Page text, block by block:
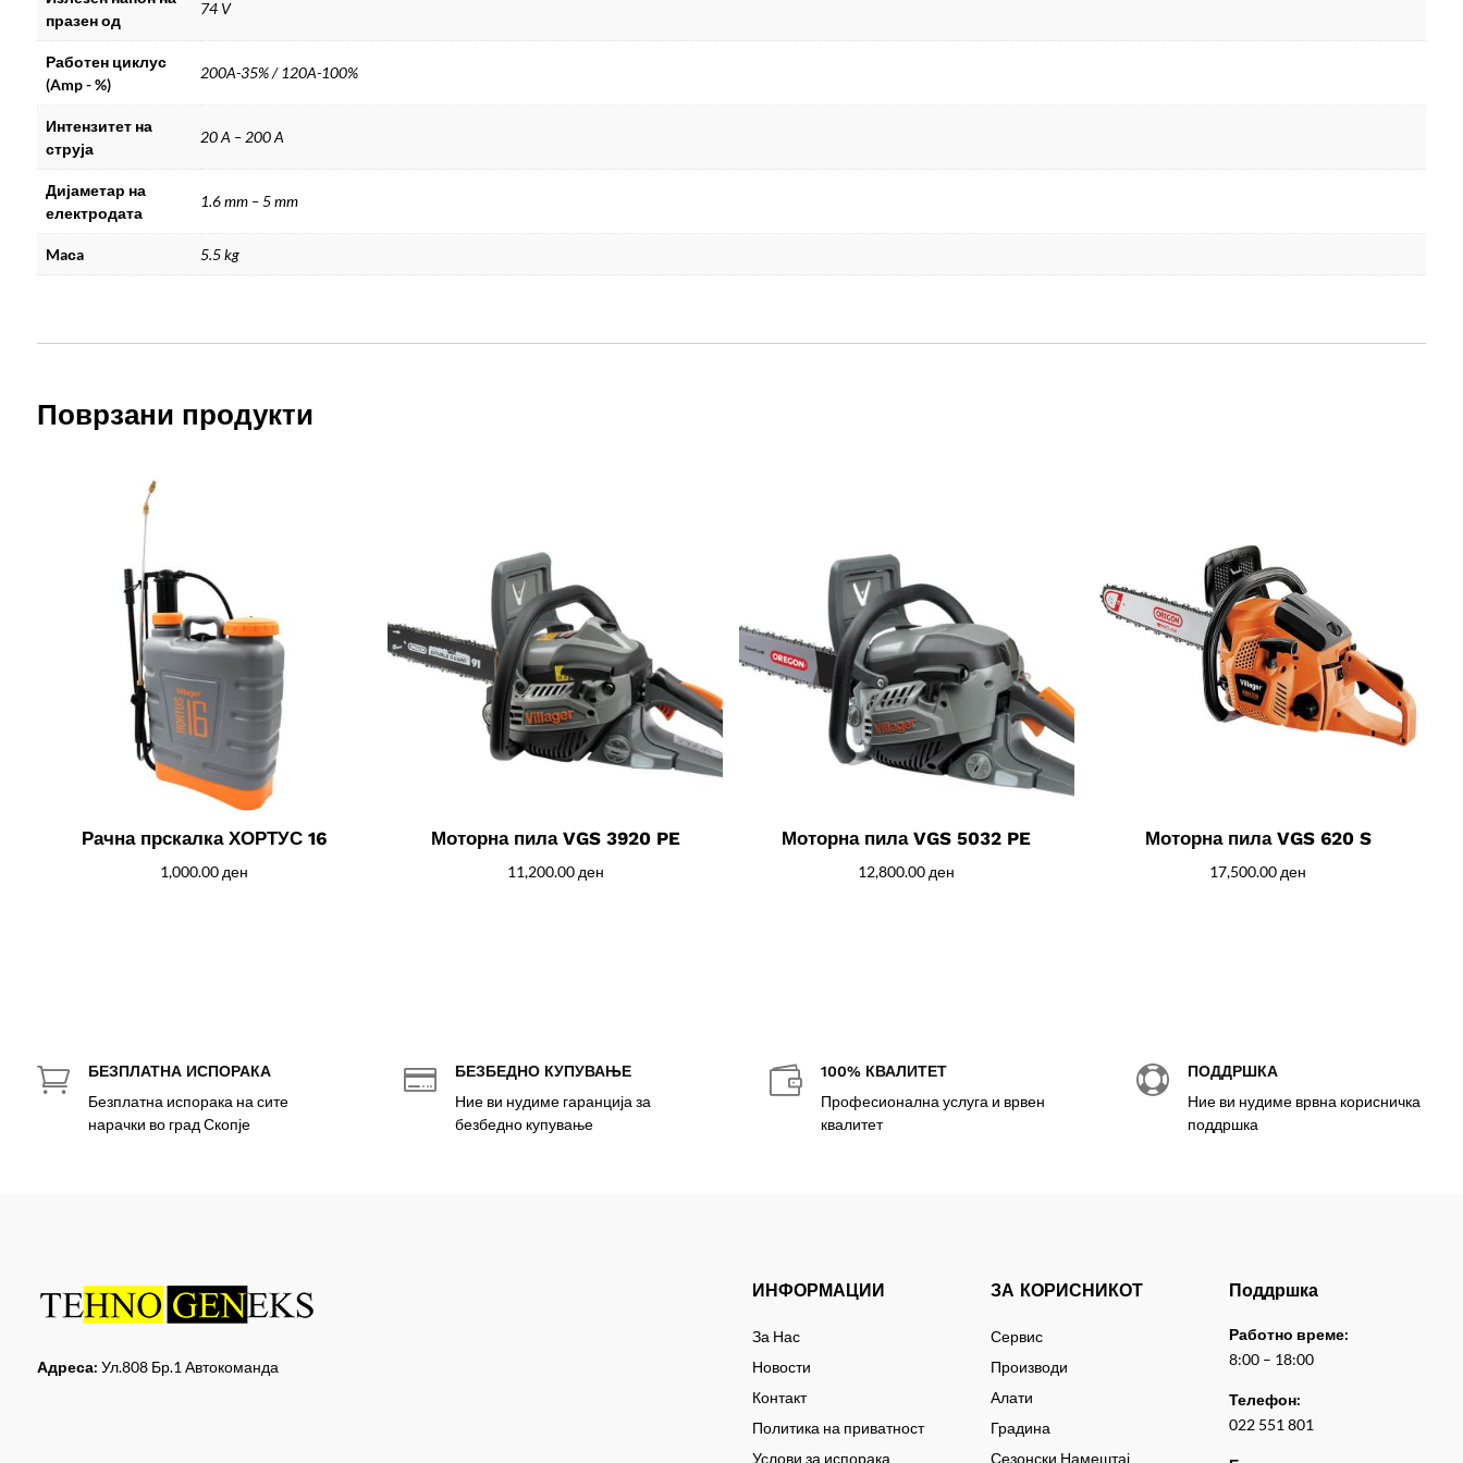
празен од
74 V
Работен циклус
(Amp - %)
200A-35% / 120A-100%
Интензитет на
струја
20 A – 200 A
Дијаметар на
електродата
1.6 mm – 5 mm
Maсa 5.5 kg
Поврзани продукти
Рачна прскалка ХОРТУС 16
1,000.00 ден
Моторна пила VGS 3920 PE
11,200.00 ден
Моторна пила VGS 5032 PE
12,800.00 ден
Моторна пила VGS 620 S
17,500.00 ден
 БЕЗПЛАТНА ИСПОРАКА
Безплатна испорака на сите
нарачки во град Скопје
 БЕЗБЕДНО КУПУВАЊЕ
Ние ви нудиме гаранција за
безбедно купување
 100% КВАЛИТЕТ
Професионална услуга и врвен
квалитет
 ПОДДРШКА
Ние ви нудиме врвна корисничка
поддршка
Адреса: Ул.808 Бр.1 Автокоманда
ИНФОРМАЦИИ
За Нас
Новости
Контакт
Политика на приватност
Услови за испорака
ЗА КОРИСНИКОТ
Сервис
Производи
Алати
Градина
Сезонски Намештај
Поддршка
Работно време:
8:00 – 18:00
Телефон:
022 551 801